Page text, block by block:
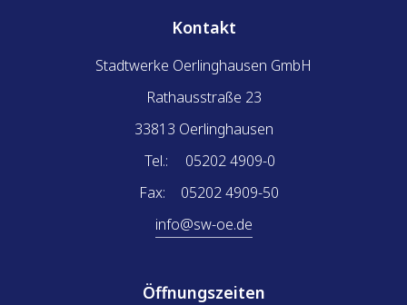
Kontakt
Stadtwerke Oerlinghausen GmbH
Rathausstraße 23
33813 Oerlinghausen
Tel.:
05202 4909-0
Fax:
05202 4909-50
info@sw-oe.de
Öffnungszeiten